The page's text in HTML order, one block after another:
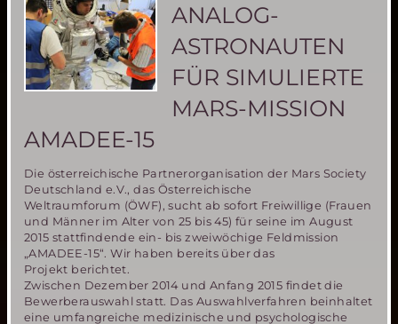
ANALOG-
ASTRONAUTEN
FÜR SIMULIERTE
MARS-MISSION
AMADEE-15
Die österreichische Partnerorganisation der Mars Society
Deutschland e.V., das Österreichische
Weltraumforum (ÖWF), sucht ab sofort Freiwillige (Frauen
und Männer im Alter von 25 bis 45) für seine im August
2015 stattfindende ein- bis zweiwöchige Feldmission
„AMADEE-15“. Wir haben bereits über das
Projekt berichtet.
Zwischen Dezember 2014 und Anfang 2015 findet die
Bewerberauswahl statt. Das Auswahlverfahren beinhaltet
eine umfangreiche medizinische und psychologische